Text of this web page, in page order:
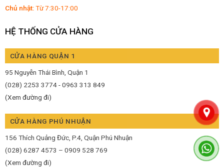
Chủ nhật:Từ 7:30-17:00
HỆ THỐNG CỬA HÀNG
CỬA HÀNG QUẬN 1
95 Nguyễn Thái Bình, Quận 1
(028) 2253 3774 - 0963 313 849
(Xem đường đi)
CỬA HÀNG PHÚ NHUẬN
156 Thích Quảng Đức, P.4, Quận Phú Nhuận
(028) 6287 4573 – 0909 528 769
(Xem đường đi)